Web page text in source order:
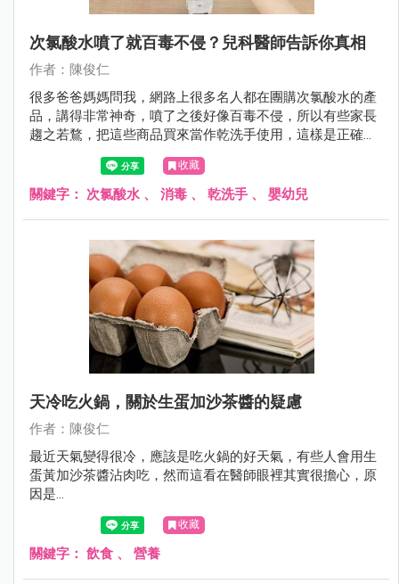
次氯酸水噴了就百毒不侵？兒科醫師告訴你真相
作者：陳俊仁
很多爸爸媽媽問我，網路上很多名人都在團購次氯酸水的產
品，講得非常神奇，噴了之後好像百毒不侵，所以有些家長
趨之若鶩，把這些商品買來當作乾洗手使用，這樣是正確的
收藏
關鍵字： 次氯酸水 、 消毒 、 乾洗手 、 嬰幼兒
天冷吃火鍋，關於生蛋加沙茶醬的疑慮
作者：陳俊仁
最近天氣變得很冷，應該是吃火鍋的好天氣，有些人會用生
蛋黃加沙茶醬沾肉吃，然而這看在醫師眼裡其實很擔心，原
因是...
收藏
關鍵字： 飲食 、 營養